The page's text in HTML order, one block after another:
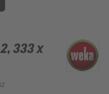
333 x